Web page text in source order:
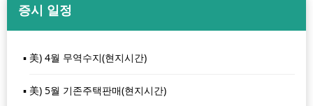
증시 일정
美) 4월 무역수지(현지시간)
美) 5월 기존주택판매(현지시간)